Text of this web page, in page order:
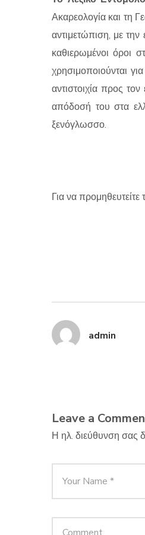
Ακαρεολογία και τη
αντιμετώπιση, με την
καθιερωμένοι όροι
χρησιμοποιούνται
αντιστοιχία προς
απόδοσή του στα
ξενόγλωσσο.
Για να
admin
Leave a
Η ηλ. διεύθυνση σας